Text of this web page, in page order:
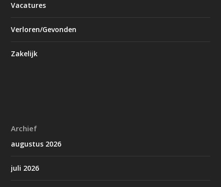
Vacatures
Verloren/Gevonden
Zakelijk
Archief
augustus 2026
juli 2026